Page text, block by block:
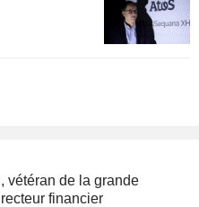
vétéran de la grande
financier